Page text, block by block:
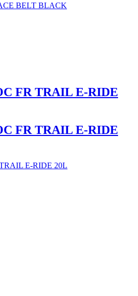
FR TRAIL E-RIDE
FR TRAIL E-RIDE